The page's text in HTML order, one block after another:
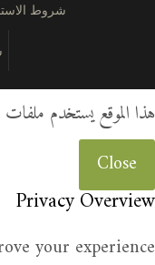
شروط
هذا الموقع يستخدم
Close
Privacy Overview
your experience